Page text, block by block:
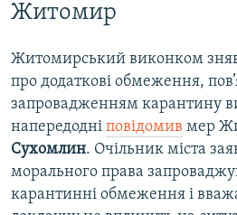
Житомир
Житомирський виконком зняв
про додаткові обмеження,
запровадженням карантину
напередодні повідомив мер
Сухомлин. Очільник міста
морального права
карантинні обмеження і